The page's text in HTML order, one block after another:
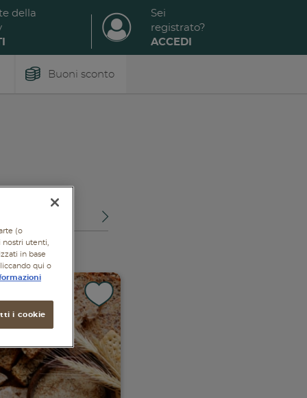
della
Sei
registrato?
ACCEDI
Buoni sconto
(o
utenti,
in base
qui o
i cookie